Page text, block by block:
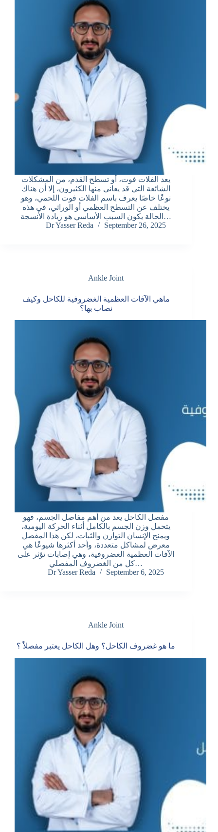
يعد الفلات فوت، أو تسطح القدم، من المشكلات
الشائعة التي قد يعاني منها الكثيرون، إلا أن هناك
نوعًا خاصًا يعرف باسم الفلات فوت اللحمي، وهو
يختلف عن التسطح العظمي أو الوراثي، في هذه
الحالة يكون السبب الأساسي هو زيادة الأنسجة…
Dr Yasser Reda
September 26, 2025
Ankle Joint
ماهي الآفات العظمية الغضروفية للكاحل وكيف
نصاب بها؟
مفصل الكاحل يعد من أهم مفاصل الجسم، فهو
يتحمل وزن الجسم بالكامل أثناء الحركة اليومية،
ويمنح الإنسان التوازن والثبات، لكن هذا المفصل
معرض لمشاكل متعددة، وأحد أكثرها شيوعًا هي
الآفات العظمية الغضروفية، وهي إصابات تؤثر على
كل من الغضروف المفصلي…
Dr Yasser Reda
September 6, 2025
Ankle Joint
ما هو غضروف الكاحل؟ وهل الكاحل يعتبر مفصلاً ؟